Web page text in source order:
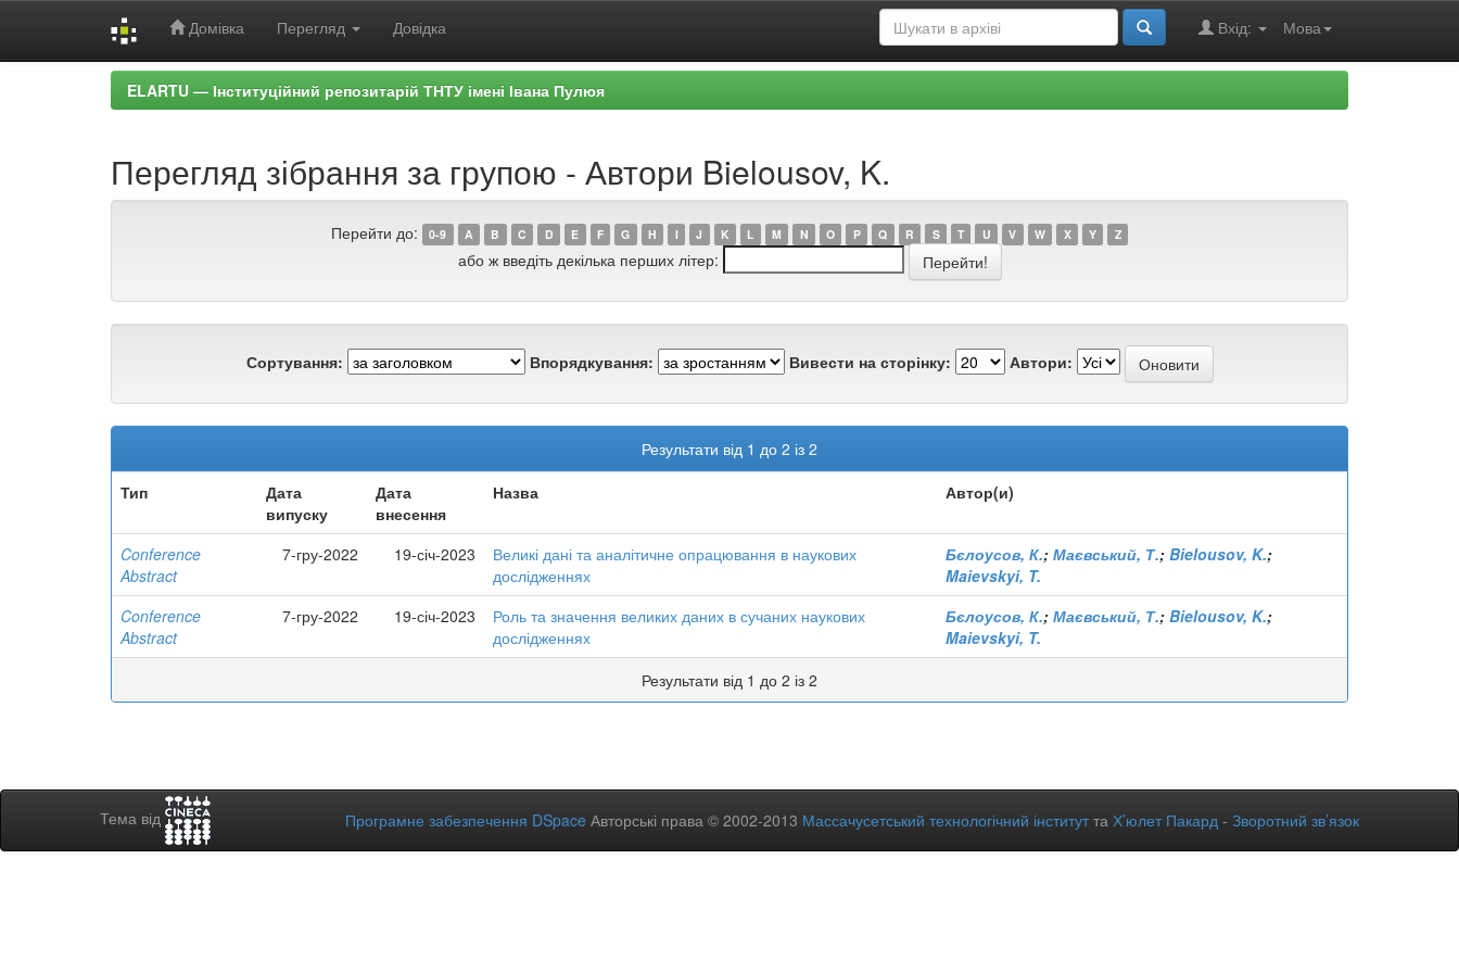
Домівка Перегляд Довідка Мова
Вхід:
ELARTU — Інституційний репозитарій ТНТУ імені Івана Пулюя
Перегляд зібрання за групою - Автори Bielousov, K.
Перейти до: 0-9 A B C D E F G H I J K L M N O P Q R S T U V W X Y Z
або ж введіть декілька перших літер:
Сортування: Впорядкування: Вивести на сторінку: Автори:
Результати від 1 до 2 із 2
Тип
Дата
випуску
Дата
внесення
Назва Автор(и)
Conference
Abstract
7-гру-2022 19-січ-2023
Великі дані та аналітичне опрацювання в наукових
дослідженнях
Бєлоусов, К.; Маєвський, Т.; Bielousov, K.;
Maievskyi, T.
Conference
Abstract
7-гру-2022 19-січ-2023
Роль та значення великих даних в сучаних наукових
дослідженнях
Бєлоусов, К.; Маєвський, Т.; Bielousov, K.;
Maievskyi, T.
Результати від 1 до 2 із 2
Тема від Програмне забезпечення DSpace Авторські права © 2002-2013 Массачусетський технологічний інститутта Х’юлет Пакард - Зворотний зв’язок